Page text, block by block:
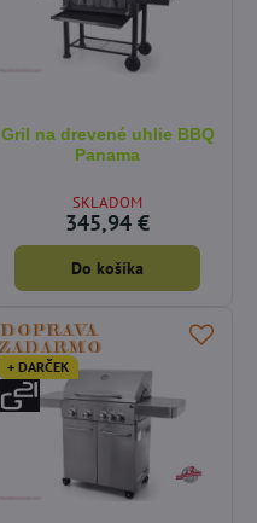
Gril na drevené uhlie BBQ
Panama
SKLADOM
345,94 €
Do košíka
+ DARČEK